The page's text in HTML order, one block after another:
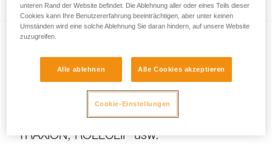
Effizienztests und Wirkungsgrad von
TRAXION, ROLLCLIP usw.
unteren Rand der Website befindet. Die Ablehnung aller oder eines Teils dieser
Cookies kann Ihre Benutzererfahrung beeinträchtigen, aber unter keinen
Umständen wird eine solche Ablehnung Sie daran hindern, auf unsere Website
zuzugreifen.
Alle ablehnen Alle Cookies akzeptieren
Cookie-Einstellungen